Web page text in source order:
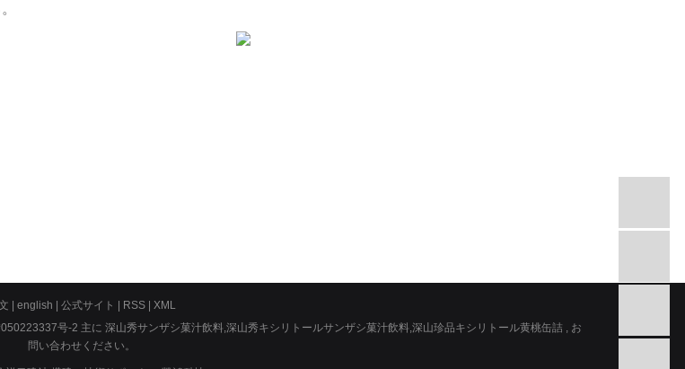
| english | 公式サイト | RSS | XML
号-2 主に 深山秀サンザシ菓汁飲料, 深山秀キシリトールサンザシ菓汁飲料, 深山珍品キシリトール黄桃缶詰, お
問い合わせください。